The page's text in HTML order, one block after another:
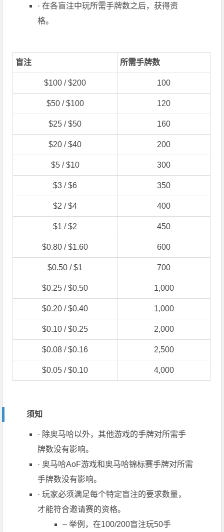
· 在各盲注中玩所需手牌数之后，获得资
格。
盲注 所需手牌数
$100 / $200 100
$50 / $100 120
$25 / $50 160
$20 / $40 200
$5 / $10 300
$3 / $6 350
$2 / $4 400
$1 / $2 450
$0.80 / $1.60 600
$0.50 / $1 700
$0.25 / $0.50 1,000
$0.20 / $0.40 1,000
$0.10 / $0.25 2,000
$0.08 / $0.16 2,500
$0.05 / $0.10 4,000
须知
· 除奥马哈以外，其他游戏的手牌对所需手
牌数没有影响。
· 奥马哈AoF游戏和奥马哈锦标赛手牌对所需
手牌数没有影响。
·玩家必须满足每个特定盲注的要求数量，
才能符合邀请赛的资格。
– 举例，在100/200盲注玩50手